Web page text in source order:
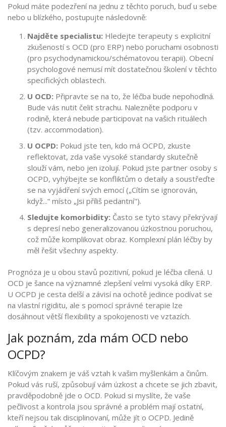
Pokud máte podezření na jednu z těchto poruch, buď u sebe
nebo u blízkého, postupujte následovně:
Najděte specialistu: Hledejte terapeuty s explicitní
zkušeností s OCD (pro ERP) nebo poruchami osobnosti
(pro psychodynamickou/schématovou terapii). Obecní
psychologové nemusí mít dostatečnou školení v těchto
specifických oblastech.
U OCD: Připravte se na to, že léčba bude nepohodlná.
Bude vás nutit čelit strachu. Nalezněte podporu v
rodině, která nebude participovat na vašich rituálech
(tzv. accommodation).
U OCPD: Pokud jste ten, kdo má OCPD, zkuste
reflektovat, zda vaše vysoké standardy skutečně
slouží vám, nebo jen izolují. Pokud jste partner osoby s
OCPD, vyhýbejte se konfliktům o detaily a soustřeďte
se na vyjádření svých emocí („Cítím se ignorován,
když...“ místo „Jsi příliš pedantní").
Sledujte komorbidity: Často se tyto stavy překrývají
s depresí nebo generalizovanou úzkostnou poruchou,
což může komplikovat obraz. Komplexní plán léčby by
měl řešit všechny aspekty.
Prognóza je u obou stavů pozitivní, pokud je léčba cílená. U
OCD je šance na významné zlepšení velmi vysoká díky ERP.
U OCPD je cesta delší a závisí na ochotě jedince podívat se
na vlastní rigiditu, ale s pomocí správné terapie lze
dosáhnout větší flexibility a spokojenosti ve vztazích.
Jak poznám, zda mám OCD nebo
OCPD?
Klíčovým znakem je váš vztah k vašim myšlenkám a činům.
Pokud vás ruší, způsobují vám úzkost a chcete se jich zbavit,
pravděpodobně jde o OCD. Pokud si myslíte, že vaše
pečlivost a kontrola jsou správné a problém mají ostatní,
kteří nejsou tak disciplinovaní, může jít o OCPD. Jedině